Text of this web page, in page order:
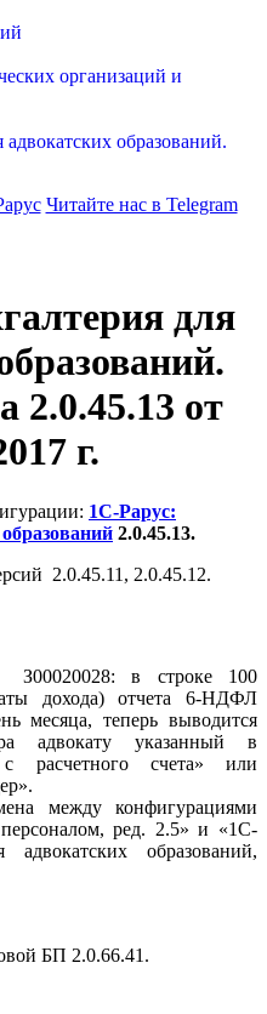
организаций и
образований.
Читайте нас в Telegram
для
2.0.45.13 от
г.
1С-Рарус:
2.0.45.13.
2.0.45.11, 2.0.45.12.
в строке 100
дохода) отчета 6-НДФЛ
месяца, теперь выводится
адвокату указанный в
расчетного счета» или
между конфигурациями
ред. 2.5» и «1С-
образований,
БП 2.0.66.41.